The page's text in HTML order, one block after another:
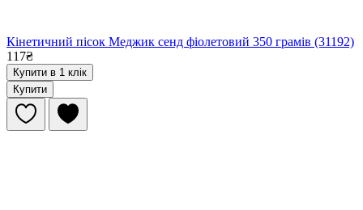
Кінетичний пісок Меджик сенд фіолетовий 350 грамів (31192)
117₴
Купити в 1 клік
Купити